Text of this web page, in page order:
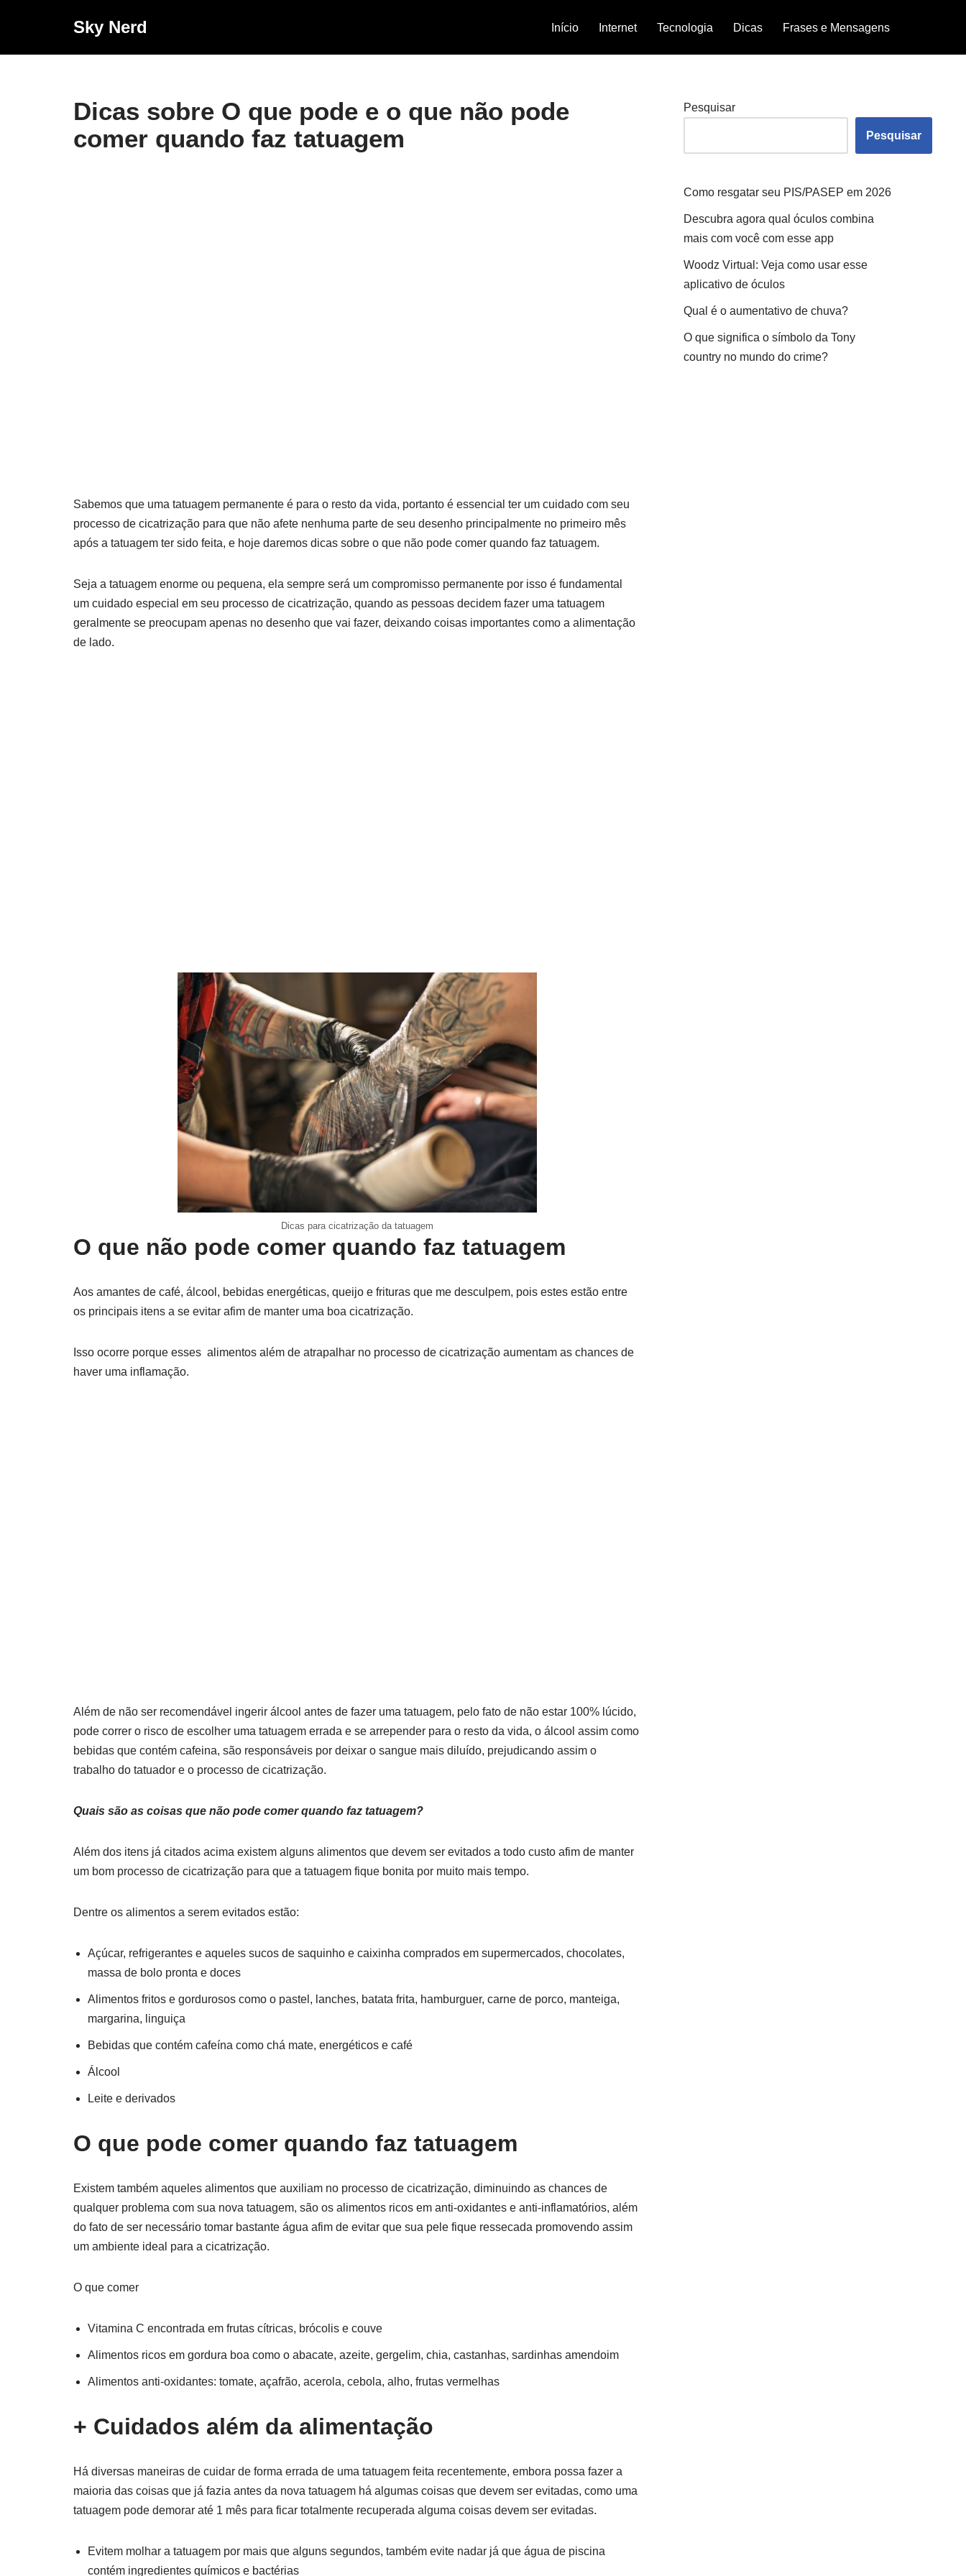
Sky Nerd Início Internet Tecnologia Dicas Frases e Mensagens
Dicas sobre O que pode e o que não pode
comer quando faz tatuagem
Sabemos que uma tatuagem permanente é para o resto da vida, portanto é essencial ter um cuidado com seu
processo de cicatrização para que não afete nenhuma parte de seu desenho principalmente no primeiro mês
após a tatuagem ter sido feita, e hoje daremos dicas sobre o que não pode comer quando faz tatuagem.
Seja a tatuagem enorme ou pequena, ela sempre será um compromisso permanente por isso é fundamental
um cuidado especial em seu processo de cicatrização, quando as pessoas decidem fazer uma tatuagem
geralmente se preocupam apenas no desenho que vai fazer, deixando coisas importantes como a alimentação
de lado.
Dicas para cicatrização da tatuagem
O que não pode comer quando faz tatuagem
Aos amantes de café, álcool, bebidas energéticas, queijo e frituras que me desculpem, pois estes estão entre
os principais itens a se evitar afim de manter uma boa cicatrização.
Isso ocorre porque esses alimentos além de atrapalhar no processo de cicatrização aumentam as chances de
haver uma inflamação.
Além de não ser recomendável ingerir álcool antes de fazer uma tatuagem, pelo fato de não estar 100% lúcido,
pode correr o risco de escolher uma tatuagem errada e se arrepender para o resto da vida, o álcool assim como
bebidas que contém cafeina, são responsáveis por deixar o sangue mais diluído, prejudicando assim o
trabalho do tatuador e o processo de cicatrização.
Quais são as coisas que não pode comer quando faz tatuagem?
Além dos itens já citados acima existem alguns alimentos que devem ser evitados a todo custo afim de manter
um bom processo de cicatrização para que a tatuagem fique bonita por muito mais tempo.
Dentre os alimentos a serem evitados estão:
Açúcar, refrigerantes e aqueles sucos de saquinho e caixinha comprados em supermercados, chocolates,
massa de bolo pronta e doces
Alimentos fritos e gordurosos como o pastel, lanches, batata frita, hamburguer, carne de porco, manteiga,
margarina, linguiça
Bebidas que contém cafeína como chá mate, energéticos e café
Álcool
Leite e derivados
O que pode comer quando faz tatuagem
Existem também aqueles alimentos que auxiliam no processo de cicatrização, diminuindo as chances de
qualquer problema com sua nova tatuagem, são os alimentos ricos em anti-oxidantes e anti-inflamatórios, além
do fato de ser necessário tomar bastante água afim de evitar que sua pele fique ressecada promovendo assim
um ambiente ideal para a cicatrização.
O que comer
Vitamina C encontrada em frutas cítricas, brócolis e couve
Alimentos ricos em gordura boa como o abacate, azeite, gergelim, chia, castanhas, sardinhas amendoim
Alimentos anti-oxidantes: tomate, açafrão, acerola, cebola, alho, frutas vermelhas
+ Cuidados além da alimentação
Há diversas maneiras de cuidar de forma errada de uma tatuagem feita recentemente, embora possa fazer a
maioria das coisas que já fazia antes da nova tatuagem há algumas coisas que devem ser evitadas, como uma
tatuagem pode demorar até 1 mês para ficar totalmente recuperada alguma coisas devem ser evitadas.
Evitem molhar a tatuagem por mais que alguns segundos, também evite nadar já que água de piscina
contém ingredientes químicos e bactérias
Pesquisar
Pesquisar
Como resgatar seu PIS/PASEP em 2026
Descubra agora qual óculos combina
mais com você com esse app
Woodz Virtual: Veja como usar esse
aplicativo de óculos
Qual é o aumentativo de chuva?
O que significa o símbolo da Tony
country no mundo do crime?